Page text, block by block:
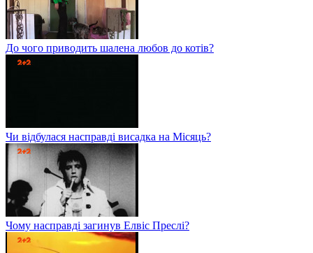
До чого приводить шалена любов до котів?
Чи відбулася насправді висадка на Місяць?
Чому насправді загинув Елвіс Преслі?